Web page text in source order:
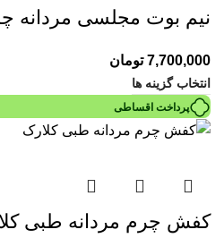
نیم بوت مجلسی مردانه چرم
7,700,000 تومان
انتخاب گزینه ها
پرداخت اقساطی
کفش چرم مردانه طبی